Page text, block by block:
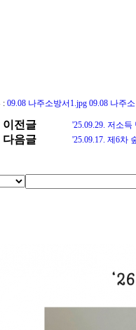
: 09.08 나주소방서1.jpg 09.08 나주
이전글 '25.09.29. 저소
다음글 '25.09.17. 제6차